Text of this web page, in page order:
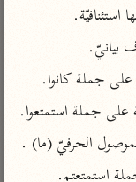
اشترك
استئنافيّة.
بيانيّ.
جملة كانوا.
على جملة استمتعوا.
الحرفيّ (ما) .